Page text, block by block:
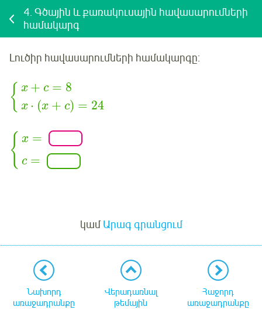
4. Գծային և քառակուսային հավասարումների
համակարգ
Լուծիր հավասարումների համակարգը:
{ x + c = 8
x ⋅ (x + c) = 24
{ x =
c =
կամԱրագ գրանցում
Նախորդ
առաջադրանքը
Վերադառնալ
թեմային
Հաջորդ
առաջադրանքը